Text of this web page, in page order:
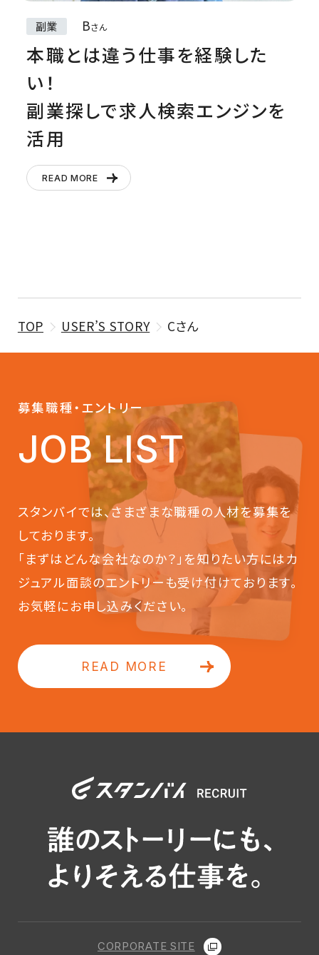
副業 Bさん
本職とは違う仕事を経験した
い！
副業探しで求人検索エンジンを
活用
READ MORE
TOP USER’S STORY Cさん
募集職種・エントリー
JOB LIST
スタンバイでは、さまざまな職種の人材を募集を
しております。
「まずはどんな会社なのか？」を知りたい方にはカ
ジュアル面談のエントリーも受け付けております。
お気軽にお申し込みください。
READ MORE
CORPORATE SITE